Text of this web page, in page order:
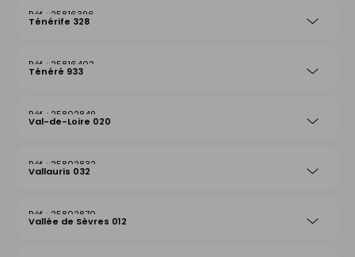
25816396
Ténérife 328
25816402
Ténéré 933
25802849
Val-de-Loire 020
25802832
Vallauris 032
25802870
Vallée de Sèvres 012